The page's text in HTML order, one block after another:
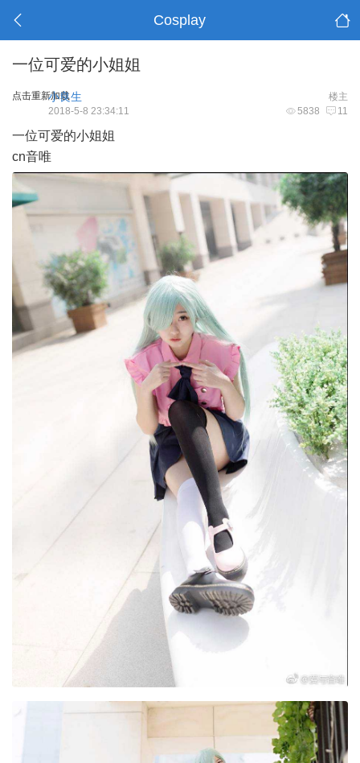
Cosplay
一位可爱的小姐姐
点击重新加载 楼主
小良生
5838 11
2018-5-8 23:34:11
一位可爱的小姐姐
cn音唯